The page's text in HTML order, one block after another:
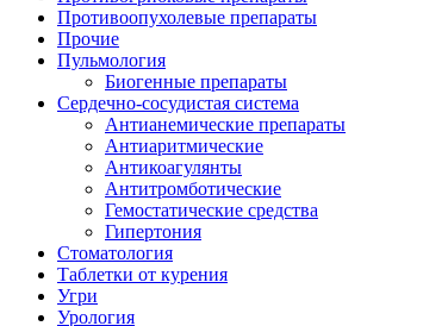
Противоопухолевые препараты
Прочие
Пульмология
Биогенные препараты
Сердечно-сосудистая система
Антианемические препараты
Антиаритмические
Антикоагулянты
Антитромботические
Гемостатические средства
Гипертония
Стоматология
Таблетки от курения
Угри
Урология